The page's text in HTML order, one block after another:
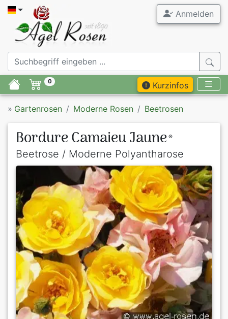
Anmelden
0 Kurzinfos
» Gartenrosen Moderne Rosen Beetrosen
Bordure Camaieu Jaune ®
Beetrose / Moderne Polyantharose